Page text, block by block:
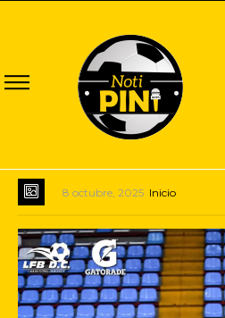
8 octubre, 2025 Inicio